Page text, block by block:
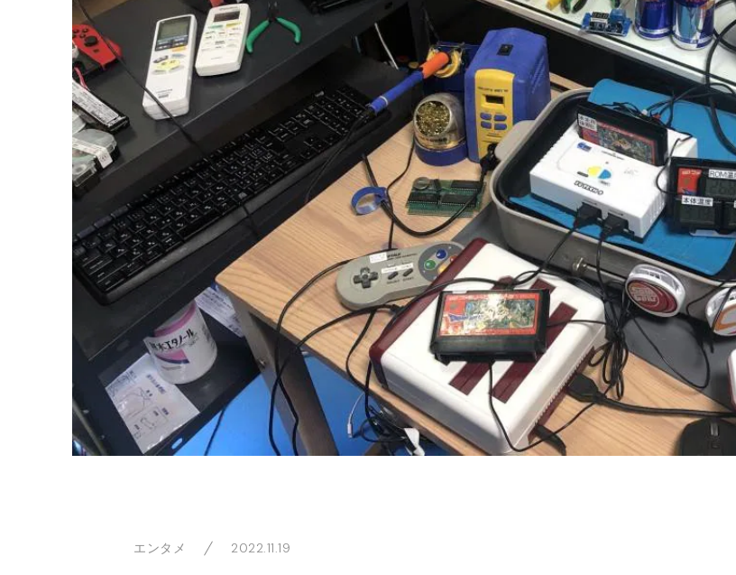
エンタメ 2022.11.19